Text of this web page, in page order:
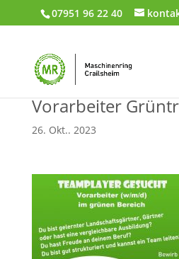
07951 96 22 40
Vorarbeiter
26. Okt.. 2023